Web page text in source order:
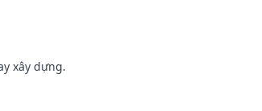
xây dựng.